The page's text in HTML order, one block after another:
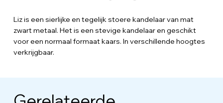
Liz is een sierlijke en tegelijk stoere kandelaar van mat
zwart metaal. Het is een stevige kandelaar en geschikt
voor een normaal formaat kaars. In verschillende hoogtes
verkrijgbaar.